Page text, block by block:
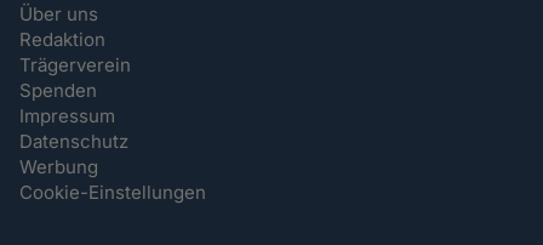
Über uns
Redaktion
Trägerverein
Spenden
Impressum
Datenschutz
Werbung
Cookie-Einstellungen